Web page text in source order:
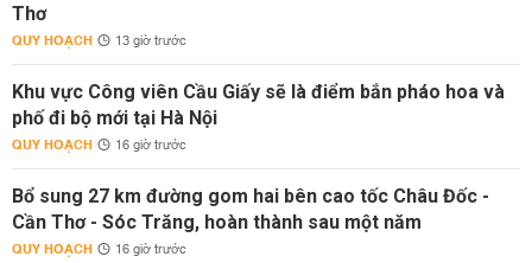
Thơ
QUY HOẠCH 13 giờ trước
Khu vực Công viên Cầu Giấy sẽ là điểm bắn pháo hoa và
phố đi bộ mới tại Hà Nội
QUY HOẠCH 16 giờ trước
Bổ sung 27 km đường gom hai bên cao tốc Châu Đốc -
Cần Thơ - Sóc Trăng, hoàn thành sau một năm
QUY HOẠCH 16 giờ trước